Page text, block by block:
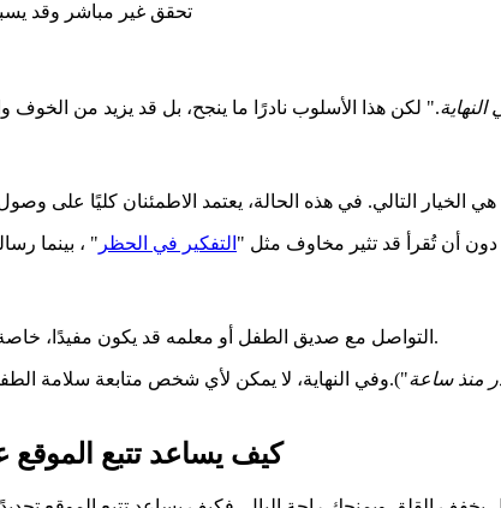
تحقق غير مباشر وقد
دون أن تُقرأ قد تثير مخاوف مثل " التفكير في الحظر
التواصل مع صديق الطفل أو معلمه قد يكون مفيدًا، خاصة إذا كان من المفترض أن يكون الطفل برفقتهم.
منذ ساعة").وفي النهاية، لا يمكن لأي شخص متابعة سلامة
كيف يساعد تتبع الموقع